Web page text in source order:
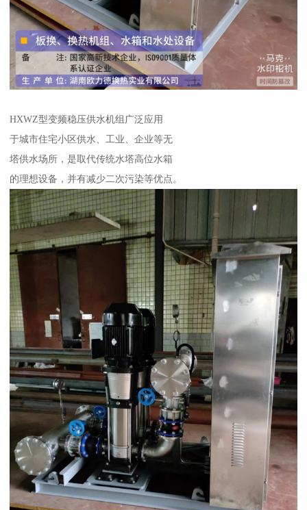
HXWZ型变频稳压供水机组广泛应用
于城市住宅小区供水、工业、企业等无
塔供水场所，是取代传统水塔高位水箱
的理想设备，并有减少二次污染等优点。